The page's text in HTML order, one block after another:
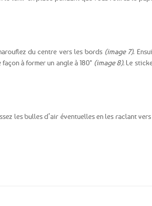
du centre vers les bords (image 7).
à former un angle à 180° (image 8). Le
les bulles d’air éventuelles en les raclant